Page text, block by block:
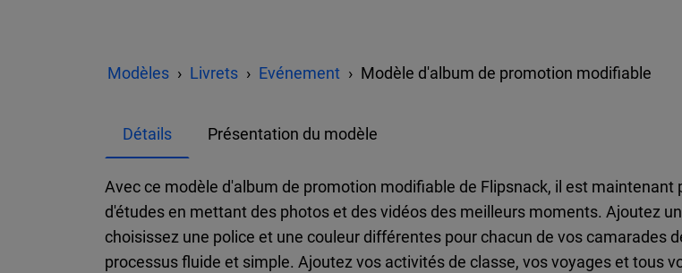
Modèles Livrets Evénement Modèle d'album de promotion modifiable
Détails Présentation du modèle
Avec ce modèle d'album de promotion modifiable de Flipsnack, il est
d'études en mettant des photos et des vidéos des meilleurs moments. Ajoutez
choisissez une police et une couleur différentes pour chacun de vos camarades
processus fluide et simple. Ajoutez vos activités de classe, vos voyages et tous